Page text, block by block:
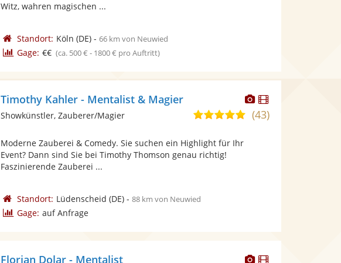
Witz, wahren magischen ...
Standort: Köln (DE)- 66 km von Neuwied
Gage: €€ (ca. 500 € - 1800 € pro Auftritt)
Dieser
Künstler
stellt
Dieser
Künstler
Timothy Kahler - Mentalist & Magier
4,9(43)
Showkünstler, Zauberer/Magier
Moderne Zauberei & Comedy. Sie suchen ein Highlight für Ihr
Event? Dann sind Sie bei Timothy Thomson genau richtig!
Faszinierende Zauberei ...
Standort: Lüdenscheid (DE)- 88 km von Neuwied
Gage: auf Anfrage
DieserDieser
Florian Dolar - Mentalist